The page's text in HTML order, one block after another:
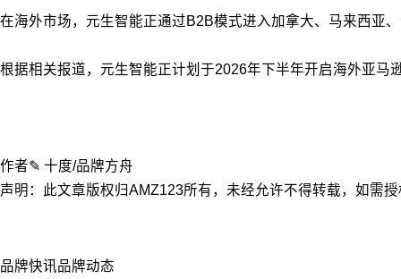
在海外市场，元生智能正通过B2B模式进入加拿大、马来西亚
根据相关报道，元生智能正计划于2026年下半年开启海外亚马
作者✎ 十度/品牌方舟
声明：此文章版权归AMZ123所有，未经允许不得转载，如需
品牌快讯品牌动态